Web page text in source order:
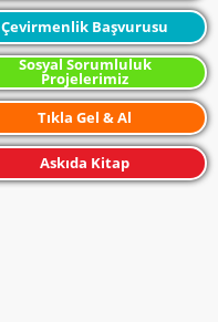
Çevirmenlik Başvurusu
Sosyal Sorumluluk
Projelerimiz
Tıkla Gel & Al
Askıda Kitap